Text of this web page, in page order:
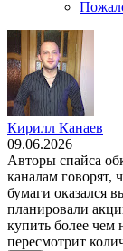
Кирилл Канаев
09.06.2026
Авторы спайса
каналам говорят,
бумаги оказался
планировали
купить более чем
пересмотрит